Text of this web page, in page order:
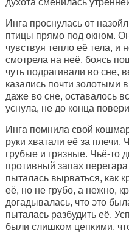
духота сменилась
Инга проснулась от
птицы прямо под окном.
чувствуя тепло её тела, и
смотрела на неё, боясь
чуть подрагивали во сне,
казались почти золотыми
даже во сне, оставалось
уснула, не до конца
Инга помнила свой
руки хватали её за плечи.
грубые и грязные. Чьё-то
противный запах
пыталась вырваться, как
её, но не грубо, а нежно,
догадывалась, что это
пыталась разбудить её.
были слишком цепкими,